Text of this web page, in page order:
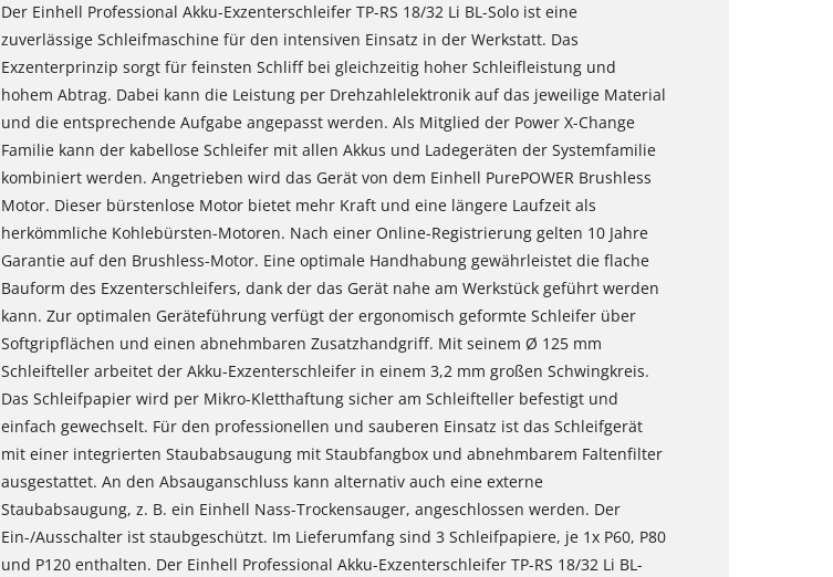
Der Einhell Professional Akku-Exzenterschleifer TP-RS 18/32 Li BL-Solo ist eine
zuverlässige Schleifmaschine für den intensiven Einsatz in der Werkstatt. Das
Exzenterprinzip sorgt für feinsten Schliff bei gleichzeitig hoher Schleifleistung und
hohem Abtrag. Dabei kann die Leistung per Drehzahlelektronik auf das jeweilige Material
und die entsprechende Aufgabe angepasst werden. Als Mitglied der Power X-Change
Familie kann der kabellose Schleifer mit allen Akkus und Ladegeräten der Systemfamilie
kombiniert werden. Angetrieben wird das Gerät von dem Einhell PurePOWER Brushless
Motor. Dieser bürstenlose Motor bietet mehr Kraft und eine längere Laufzeit als
herkömmliche Kohlebürsten-Motoren. Nach einer Online-Registrierung gelten 10 Jahre
Garantie auf den Brushless-Motor. Eine optimale Handhabung gewährleistet die flache
Bauform des Exzenterschleifers, dank der das Gerät nahe am Werkstück geführt werden
kann. Zur optimalen Geräteführung verfügt der ergonomisch geformte Schleifer über
Softgripflächen und einen abnehmbaren Zusatzhandgriff. Mit seinem Ø 125 mm
Schleifteller arbeitet der Akku-Exzenterschleifer in einem 3,2 mm großen Schwingkreis.
Das Schleifpapier wird per Mikro-Kletthaftung sicher am Schleifteller befestigt und
einfach gewechselt. Für den professionellen und sauberen Einsatz ist das Schleifgerät
mit einer integrierten Staubabsaugung mit Staubfangbox und abnehmbarem Faltenfilter
ausgestattet. An den Absauganschluss kann alternativ auch eine externe
Staubabsaugung, z. B. ein Einhell Nass-Trockensauger, angeschlossen werden. Der
Ein-/Ausschalter ist staubgeschützt. Im Lieferumfang sind 3 Schleifpapiere, je 1x P60, P80
und P120 enthalten. Der Einhell Professional Akku-Exzenterschleifer TP-RS 18/32 Li BL-